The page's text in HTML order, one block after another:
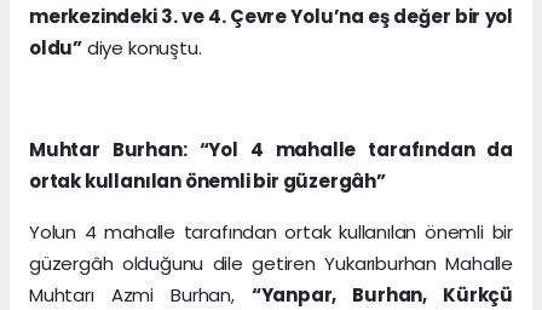
merkezindeki 3. ve 4. Çevre Yolu’na eş değer bir yol
oldu”diye konuştu.
Muhtar Burhan: “Yol 4 mahalle tarafından da
ortak kullanılan önemli bir güzergâh”
Yolun 4 mahalle tarafından ortak kullanılan önemli bir
güzergâh olduğunu dile getiren Yukarıburhan Mahalle
Muhtarı Azmi Burhan, “Yanpar, Burhan, Kürkçü